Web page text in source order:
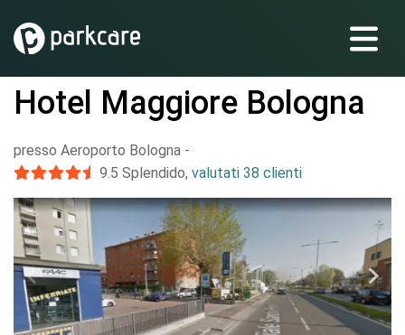
Hotel Maggiore Bologna
presso Aeroporto Bologna -
9.5 Splendido, valutati 38 clienti